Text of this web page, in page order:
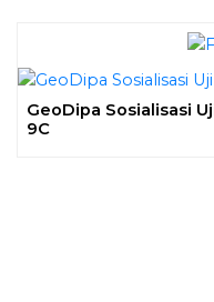
GeoDipa Sosialisasi
9C